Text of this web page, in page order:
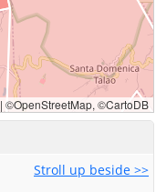
Stroll up beside >>